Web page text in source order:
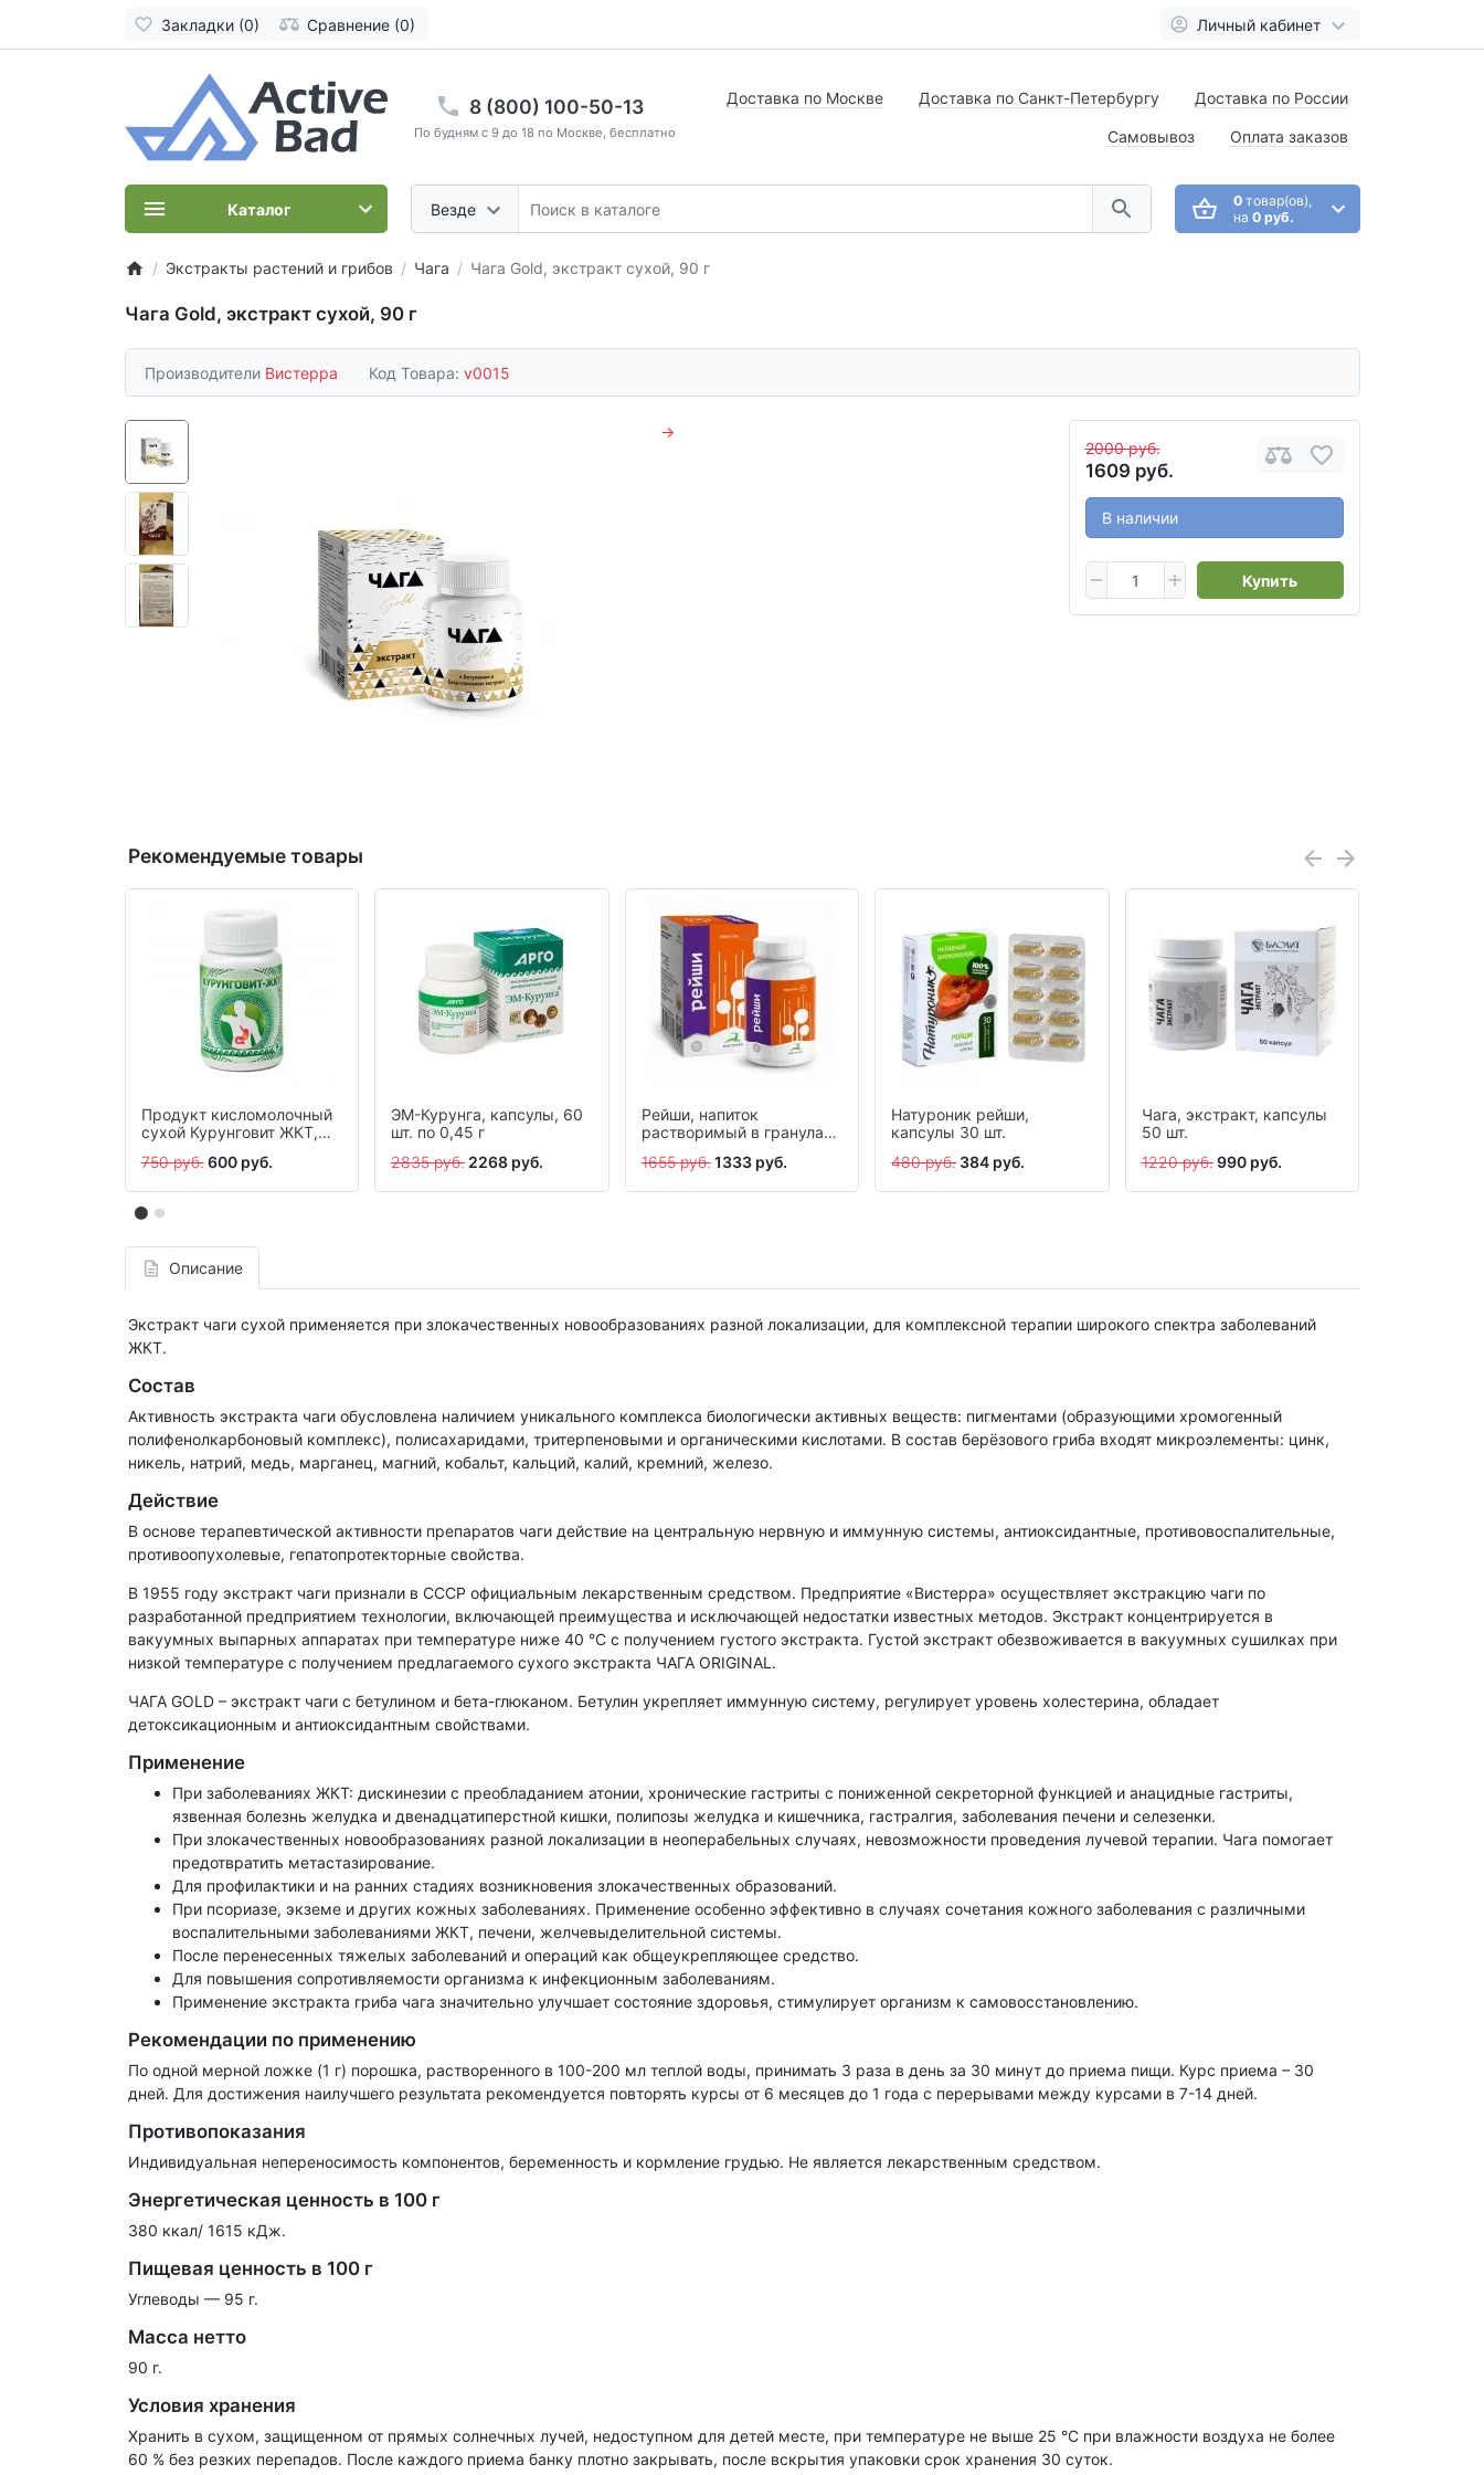
Закладки (0) Сравнение (0) Личный кабинет
8 (800) 100-50-13
По будням с 9 до 18 по Москве, бесплатно
Везде
Доставка по Москве Доставка по Санкт-Петербургу Доставка по России
Самовывоз Оплата заказов
0товар(ов),
на 0 руб.
Каталог
Экстракты растений и грибов Чага Чага Gold, экстракт сухой, 90 г
Чага Gold, экстракт сухой, 90 г
Производители Вистерра Код Товара: v0015
2000 руб.
1609 руб.
В наличии
Купить
→
Рекомендуемые товары
Продукт кисломолочный
сухой Курунговит ЖКТ,
750 руб. 600 руб.
ЭМ-Курунга, капсулы, 60
шт. по 0,45 г
2835 руб. 2268 руб.
Рейши, напиток
растворимый в гранулах,
1655 руб.1333 руб.
Натуроник рейши,
капсулы 30 шт.
480 руб. 384 руб.
Чага, экстракт, капсулы
50 шт.
1220 руб.990 руб.
Описание
Экстракт чаги сухой применяется при злокачественных новообразованиях разной локализации, для комплексной терапии широкого спектра заболеваний
ЖКТ.
Состав
Активность экстракта чаги обусловлена наличием уникального комплекса биологически активных веществ: пигментами (образующими хромогенный
полифенолкарбоновый комплекс), полисахаридами, тритерпеновыми и органическими кислотами. В состав берёзового гриба входят микроэлементы: цинк,
никель, натрий, медь, марганец, магний, кобальт, кальций, калий, кремний, железо.
Действие
В основе терапевтической активности препаратов чаги действие на центральную нервную и иммунную системы, антиоксидантные, противовоспалительные,
противоопухолевые, гепатопротекторные свойства.
В 1955 году экстракт чаги признали в СССР официальным лекарственным средством. Предприятие «Вистерра» осуществляет экстракцию чаги по
разработанной предприятием технологии, включающей преимущества и исключающей недостатки известных методов. Экстракт концентрируется в
вакуумных выпарных аппаратах при температуре ниже 40 °С с получением густого экстракта. Густой экстракт обезвоживается в вакуумных сушилках при
низкой температуре с получением предлагаемого сухого экстракта ЧАГА ORIGINAL.
ЧАГА GOLD ­– экстракт чаги с бетулином и бета-глюканом. Бетулин укрепляет иммунную систему, регулирует уровень холестерина, обладает
детоксикационным и антиоксидантным свойствами.
Применение
При заболеваниях ЖКТ: дискинезии с преобладанием атонии, хронические гастриты с пониженной секреторной функцией и анацидные гастриты,
язвенная болезнь желудка и двенадцатиперстной кишки, полипозы желудка и кишечника, гастралгия, заболевания печени и селезенки.
При злокачественных новообразованиях разной локализации в неоперабельных случаях, невозможности проведения лучевой терапии. Чага помогает
предотвратить метастазирование.
Для профилактики и на ранних стадиях возникновения злокачественных образований.
При псориазе, экземе и других кожных заболеваниях. Применение особенно эффективно в случаях сочетания кожного заболевания с различными
воспалительными заболеваниями ЖКТ, печени, желчевыделительной системы.
После перенесенных тяжелых заболеваний и операций как общеукрепляющее средство.
Для повышения сопротивляемости организма к инфекционным заболеваниям.
Применение экстракта гриба чага значительно улучшает состояние здоровья, стимулирует организм к самовосстановлению.
Рекомендации по применению
По одной мерной ложке (1 г) порошка, растворенного в 100-200 мл теплой воды, принимать 3 раза в день за 30 минут до приема пищи. Курс приема – 30
дней. Для достижения наилучшего результата рекомендуется повторять курсы от 6 месяцев до 1 года с перерывами между курсами в 7-14 дней.
Противопоказания
Индивидуальная непереносимость компонентов, беременность и кормление грудью. Не является лекарственным средством.
Энергетическая ценность в 100 г
380 ккал/ 1615 кДж.
Пищевая ценность в 100 г
Углеводы — 95 г.
Масса нетто
90 г.
Условия хранения
Хранить в сухом, защищенном от прямых солнечных лучей, недоступном для детей месте, при температуре не выше 25 °С при влажности воздуха не более
60 % без резких перепадов. После каждого приема банку плотно закрывать, после вскрытия упаковки срок хранения 30 суток.